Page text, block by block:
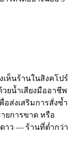
เห็นร้านในสิงคโปร์
ยน้ำเสียงมืออาชีพ
อส่งเสริมการสั่งซ้ำ
ยการขาด หรือ
ดาว — ร้านที่ต่ำกว่า